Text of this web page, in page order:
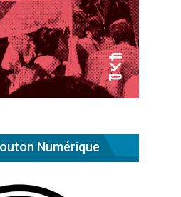
Numérique